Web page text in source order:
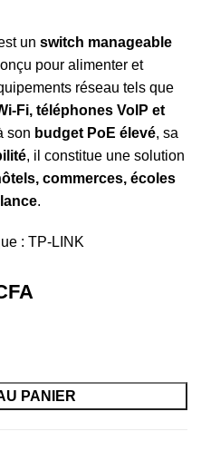
un switch manageable
pour alimenter et
réseau tels que
Fi, téléphones VoIP et
son budget PoE élevé, sa
, il constitue une solution
commerces, écoles
.
: TP-LINK
PANIER